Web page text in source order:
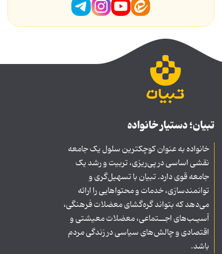
تبیان؛ دستیار خانواده
خانواده به عنوان کوچکترین سلول یک جامعه
نقشی اساسی در پی‌ریزی، تربیت و رشد یک
جامعه قوی دارد. تبیان با تسهیل‌گری و
توانمندسازی، خدمات و محتواهایی را ارائه
می‌دهد که بتواند گره‌گشای معضلات فرهنگی،
آسیـب‌های اجــتماعی، معضلات معیشتی و
اقتصادی و چالش‌های سیاسی در زندگی مردم
باشد.